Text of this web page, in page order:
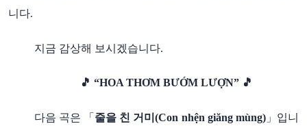
니다.
지금 감상해 보시겠습니다.
🎵 “HOA THƠM BƯỚM LƯỢN” 🎵
다음 곡은 「줄을 친 거미(Con nhện giăng mùng)」입니